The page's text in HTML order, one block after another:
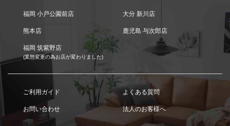
福岡 小戸公園前店 大分 新川店
熊本店 鹿児島 与次郎店
福岡 筑紫野店
(業態変更の為お店が変わりました)
ご利用ガイド よくある質問
お問い合わせ 法人のお客様へ